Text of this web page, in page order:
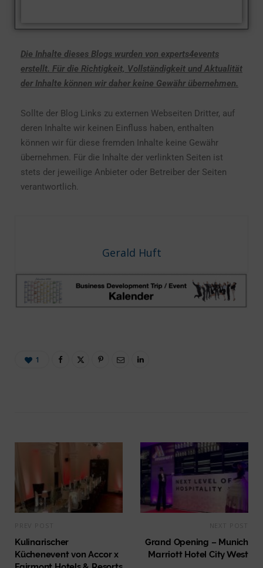
Die Inhalte dieses Blogs wurden von experts4events
erstellt. Für die Richtigkeit, Vollständigkeit und Aktualität
der Inhalte können wir daher keine Gewähr übernehmen.
Sollte der Blog Links zu externen Webseiten Dritter, auf
deren Inhalte wir keinen Einfluss haben, enthalten
können wir für diese fremden Inhalte keine Gewähr
übernehmen. Für die Inhalte der verlinkten Seiten ist
stets der jeweilige Anbieter oder Betreiber der Seiten
verantwortlich.
Gerald Huft
1
Kulinarischer
Küchenevent von Accor x
Grand Opening – Munich
Marriott Hotel City West